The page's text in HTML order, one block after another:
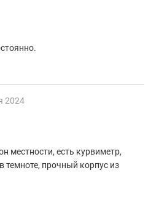
2024
местности, есть курвиметр,
темноте, прочный корпус из